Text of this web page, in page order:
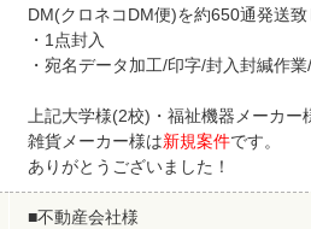
DM(クロネコDM便)を約650通発送致
・1点封入
・宛名データ加工/印字/封入封緘作
上記大学様(2校)・福祉機器メーカー
雑貨メーカー様は新規案件です。
ありがとうございました！
■不動産会社様